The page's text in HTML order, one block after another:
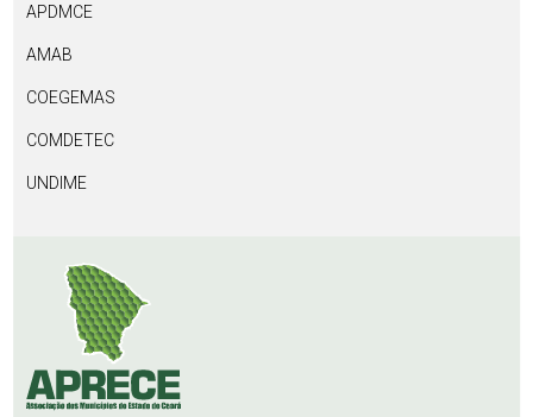
APDMCE
AMAB
COEGEMAS
COMDETEC
UNDIME